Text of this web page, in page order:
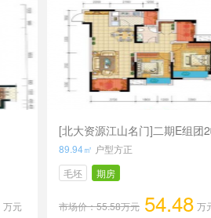
万元
[北大资源江山名门]二期E组团
准层H1户型
89.94㎡ 户型方正
毛坯
期房
市场价：55.58万元 54.48 万